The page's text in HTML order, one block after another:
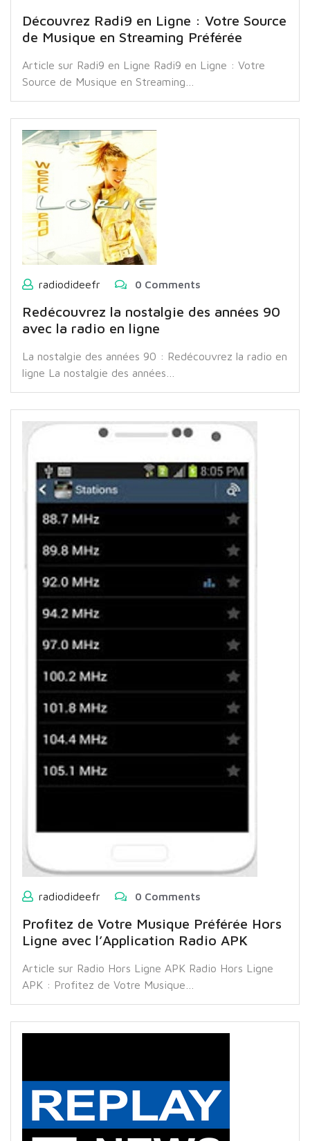
Découvrez Radi9 en Ligne : Votre Source
de Musique en Streaming Préférée
Article sur Radi9 en Ligne Radi9 en Ligne : Votre
Source de Musique en Streaming…
radiodideefr 0 Comments
Redécouvrez la nostalgie des années 90
avec la radio en ligne
La nostalgie des années 90 : Redécouvrez la radio en
ligne La nostalgie des années…
radiodideefr 0 Comments
Profitez de Votre Musique Préférée Hors
Ligne avec l’Application Radio APK
Article sur Radio Hors Ligne APK Radio Hors Ligne
APK : Profitez de Votre Musique…